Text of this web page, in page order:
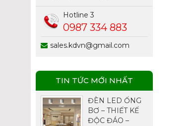
Hotline 3
0987 334 883
sales.kdvn@gmail.com
TIN TỨC MỚI NHẤT
ĐÈN LED ỐNG
BƠ – THIẾT KẾ
ĐỘC ĐÁO –